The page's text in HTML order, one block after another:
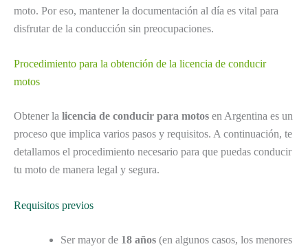
moto. Por eso, mantener la documentación al día es vital para
disfrutar de la conducción sin preocupaciones.
Procedimiento para la obtención de la licencia de conducir
motos
Obtener la licencia de conducir para motos en Argentina es un
proceso que implica varios pasos y requisitos. A continuación, te
detallamos el procedimiento necesario para que puedas conducir
tu moto de manera legal y segura.
Requisitos previos
Ser mayor de 18 años (en algunos casos, los menores